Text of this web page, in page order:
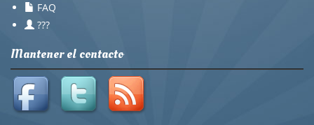
FAQ
???
Mantener el contacto